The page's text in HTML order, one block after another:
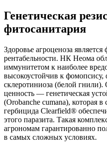
Генетическая
фитосанитария
Здоровье агроценоза
рентабельности. НК Неома
иммунитетом к наиболее
высокоустойчив к
склеротиниоза (белой гнили).
ценность — генетическая
(Orobanche cumana), которая
гербицида Clearfield®
этого паразита. Такая
агрономам гарантированно
в самых сложных условиях.